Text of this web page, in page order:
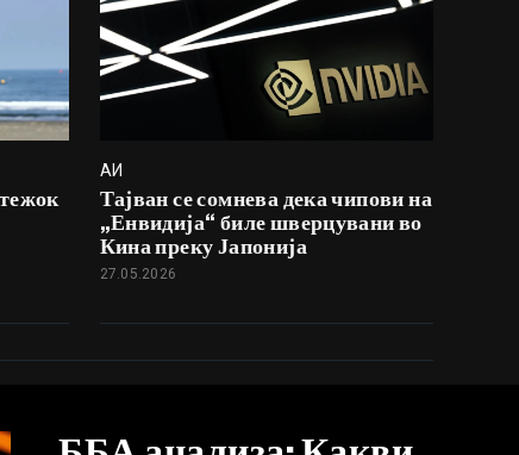
АИ
Тајван се сомнева дека чипови на
„Енвидија“ биле шверцувани во
Кина преку Јапонија
27.05.2026